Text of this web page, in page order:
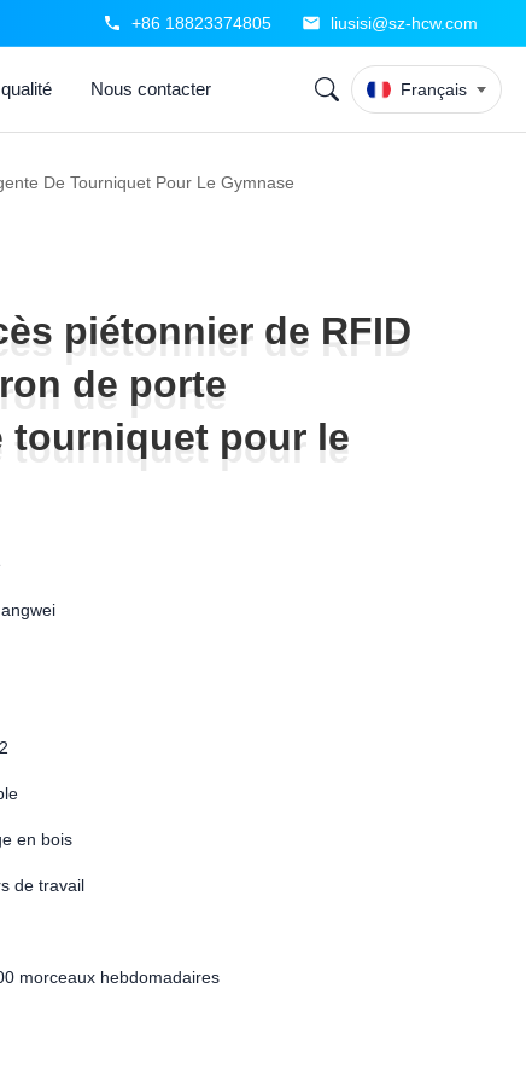
+86 18823374805 liusisi@sz-hcw.com
Nous contacter Français
De Tourniquet Pour Le Gymnase
piétonnier de RFID
de porte
tourniquet pour le
piétonnier de RFID
de porte
tourniquet pour le
2
en bois
de travail
morceaux hebdomadaires